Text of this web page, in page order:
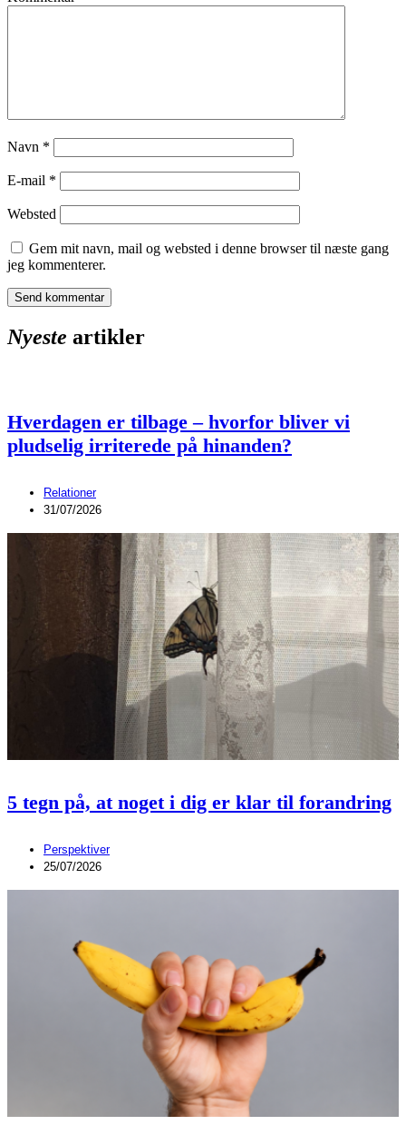
Navn *
E-mail *
Websted
Gem mit navn, mail og websted i denne browser til næste gang
jeg kommenterer.
Nyeste artikler
Hverdagen er tilbage – hvorfor bliver vi
pludselig irriterede på hinanden?
Relationer
31/07/2026
5 tegn på, at noget i dig er klar til forandring
Perspektiver
25/07/2026